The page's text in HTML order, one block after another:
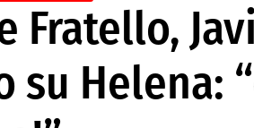
Fratello,
su Helena: